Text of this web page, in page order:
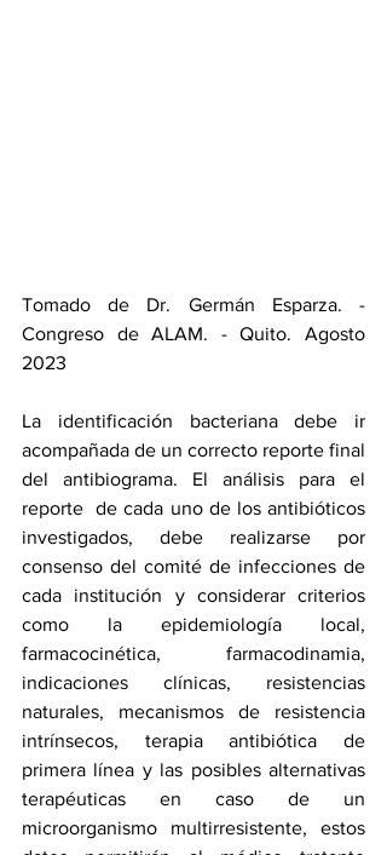
Tomado de Dr. Germán Esparza. -
Congreso de ALAM. - Quito. Agosto
2023
La identificación bacteriana debe ir
acompañada de un correcto reporte final
del antibiograma. El análisis para el
reporte  de cada uno de los antibióticos
investigados, debe realizarse por
consenso del comité de infecciones de
cada institución y considerar criterios
como la epidemiología local,
farmacocinética, farmacodinamia,
indicaciones clínicas, resistencias
naturales, mecanismos de resistencia
intrínsecos, terapia antibiótica de
primera línea y las posibles alternativas
terapéuticas en caso de un
microorganismo multirresistente, estos